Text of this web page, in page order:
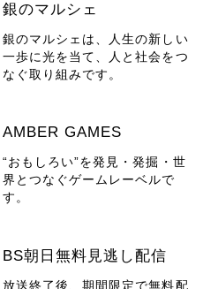
銀のマルシェ
銀のマルシェは、人生の新しい
一歩に光を当て、人と社会をつ
なぐ取り組みです。
AMBER GAMES
“おもしろい”を発見・発掘・世
界とつなぐゲームレーベルで
す。
BS朝日無料見逃し配信
放送終了後、期間限定で無料配